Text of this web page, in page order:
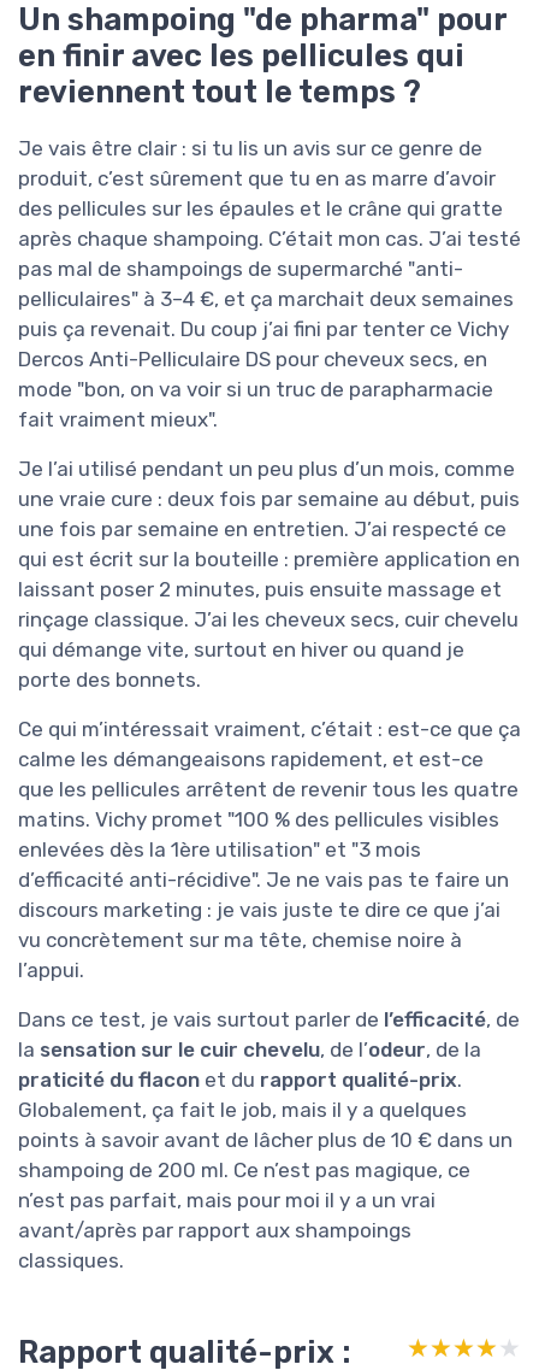
Un shampoing "de pharma" pour
en finir avec les pellicules qui
reviennent tout le temps ?
Je vais être clair : si tu lis un avis sur ce genre de
produit, c’est sûrement que tu en as marre d’avoir
des pellicules sur les épaules et le crâne qui gratte
après chaque shampoing. C’était mon cas. J’ai testé
pas mal de shampoings de supermarché "anti-
pelliculaires" à 3–4 €, et ça marchait deux semaines
puis ça revenait. Du coup j’ai fini par tenter ce Vichy
Dercos Anti-Pelliculaire DS pour cheveux secs, en
mode "bon, on va voir si un truc de parapharmacie
fait vraiment mieux".
Je l’ai utilisé pendant un peu plus d’un mois, comme
une vraie cure : deux fois par semaine au début, puis
une fois par semaine en entretien. J’ai respecté ce
qui est écrit sur la bouteille : première application en
laissant poser 2 minutes, puis ensuite massage et
rinçage classique. J’ai les cheveux secs, cuir chevelu
qui démange vite, surtout en hiver ou quand je
porte des bonnets.
Ce qui m’intéressait vraiment, c’était : est-ce que ça
calme les démangeaisons rapidement, et est-ce
que les pellicules arrêtent de revenir tous les quatre
matins. Vichy promet "100 % des pellicules visibles
enlevées dès la 1ère utilisation" et "3 mois
d’efficacité anti-récidive". Je ne vais pas te faire un
discours marketing : je vais juste te dire ce que j’ai
vu concrètement sur ma tête, chemise noire à
l’appui.
Dans ce test, je vais surtout parler de l’efficacité, de
la sensation sur le cuir chevelu, de l’odeur, de la
praticité du flacon et du rapport qualité-prix.
Globalement, ça fait le job, mais il y a quelques
points à savoir avant de lâcher plus de 10 € dans un
shampoing de 200 ml. Ce n’est pas magique, ce
n’est pas parfait, mais pour moi il y a un vrai
avant/après par rapport aux shampoings
classiques.
Rapport qualité-prix : ★★★★★
★★★★★